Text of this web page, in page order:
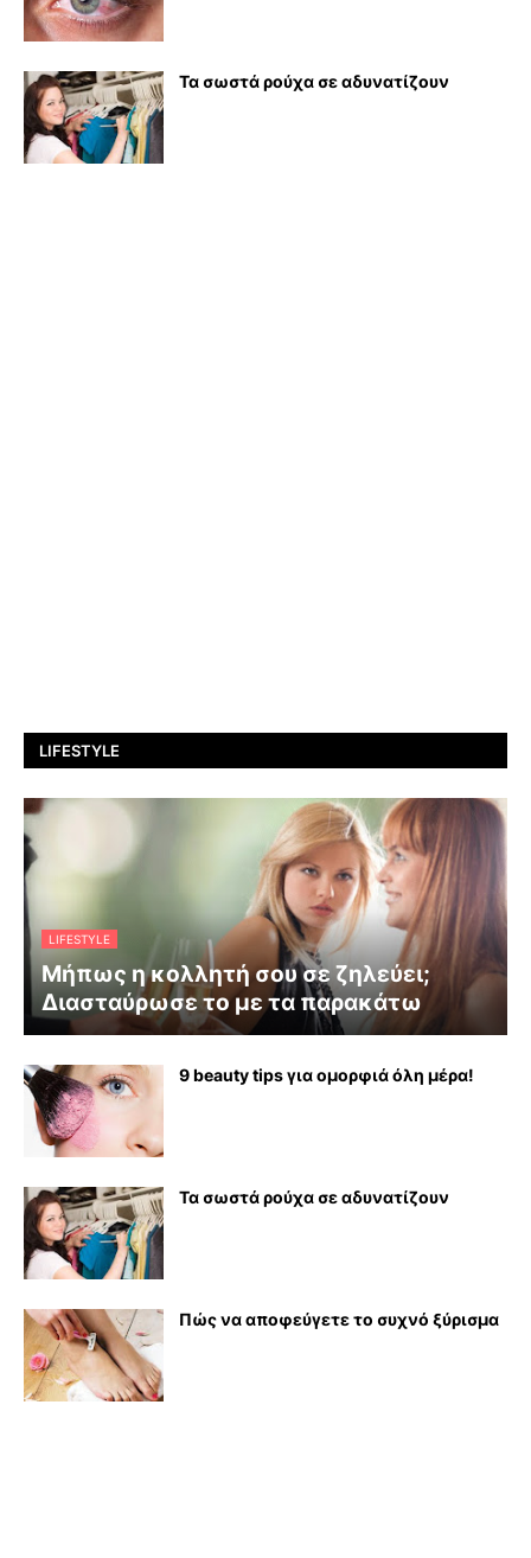
Τα σωστά ρούχα σε αδυνατίζουν
LIFESTYLE
LIFESTYLE
Μήπως η κολλητή σου σε ζηλεύει;
Διασταύρωσε το με τα παρακάτω
9 beauty tips για ομορφιά όλη μέρα!
Τα σωστά ρούχα σε αδυνατίζουν
Πώς να αποφεύγετε το συχνό ξύρισμα